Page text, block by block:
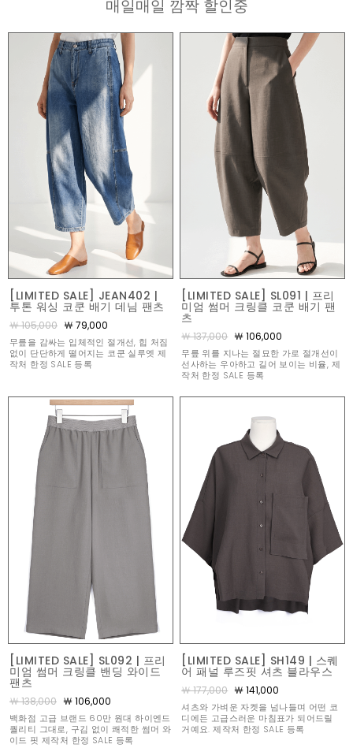
매일매일 깜짝 할인중
[LIMITED SALE] JEAN402 |
투톤 워싱 코쿤 배기 데님 팬츠
￦ 105,000 ￦ 79,000
무릎을 감싸는 입체적인 절개선, 힙 처짐
없이 단단하게 떨어지는 코쿤 실루엣 제
작처 한정 SALE 등록
[LIMITED SALE] SL091 | 프리
미엄 썸머 크링클 코쿤 배기 팬
츠
￦ 137,000 ￦ 106,000
무릎 위를 지나는 절묘한 가로 절개선이
선사하는 우아하고 길어 보이는 비율, 제
작처 한정 SALE 등록
[LIMITED SALE] SL092 | 프리
미엄 썸머 크링클 밴딩 와이드
팬츠
￦ 138,000 ￦ 106,000
백화점 고급 브랜드 60만 원대 하이엔드
퀄리티 그대로, 구김 없이 쾌적한 썸머 와
이드 핏 제작처 한정 SALE 등록
[LIMITED SALE] SH149 | 스퀘
어 패널 루즈핏 셔츠 블라우스
￦ 177,000 ￦ 141,000
셔츠와 가벼운 자켓을 넘나들며 어떤 코
디에든 고급스러운 마침표가 되어드릴
거예요. 제작처 한정 SALE 등록